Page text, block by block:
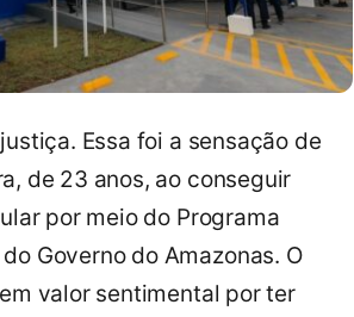
Essa foi a sensação de
de 23 anos, ao conseguir
por meio do Programa
Governo do Amazonas. O
valor sentimental por ter